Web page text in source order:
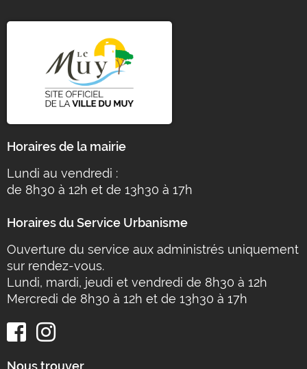
Horaires de la mairie
Lundi au vendredi :
de 8h30 à 12h et de 13h30 à 17h
Horaires du Service Urbanisme
Ouverture du service aux administrés uniquement
sur rendez-vous.
Lundi, mardi, jeudi et vendredi de 8h30 à 12h
Mercredi de 8h30 à 12h et de 13h30 à 17h
Nous trouver